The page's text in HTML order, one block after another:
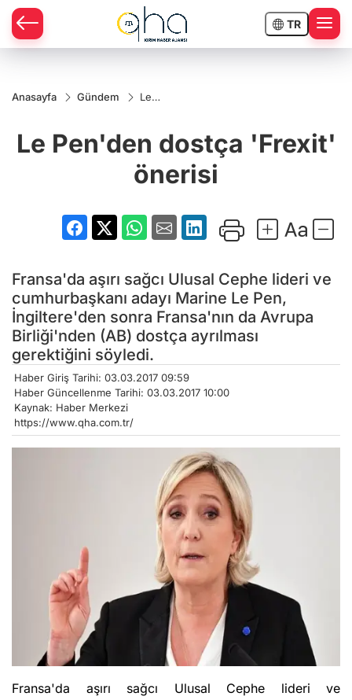
TR
Anasayfa Gündem
Le
'Frexit'
önerisi
Le Pen'den dostça 'Frexit'
önerisi
Fransa'da aşırı sağcı Ulusal Cephe lideri ve
cumhurbaşkanı adayı Marine Le Pen,
İngiltere'den sonra Fransa'nın da Avrupa
Birliği'nden (AB) dostça ayrılması
gerektiğini söyledi.
Haber Giriş Tarihi: 03.03.2017 09:59
Haber Güncellenme Tarihi: 03.03.2017 10:00
Kaynak: Haber Merkezi
https://www.qha.com.tr/
Fransa'da aşırı sağcı Ulusal Cephe lideri ve